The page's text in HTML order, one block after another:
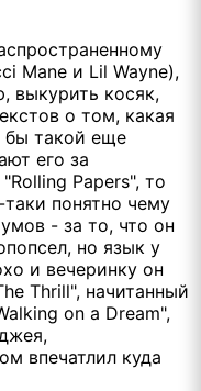
Mane и Lil Wayne),
выкурить косяк,
о том, какая
бы такой еще
его за
Papers", то
понятно чему
- за то, что он
но язык у
и вечеринку он
Thrill", начитанный
on a Dream",
впечатлил куда